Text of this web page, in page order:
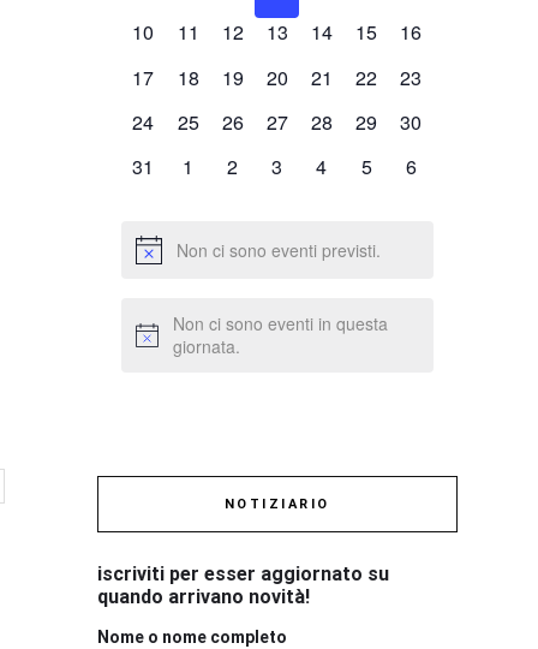
eventi,eventi,
0
10
0
11
0
12
0
13
0
14
0
15
0
16
0
17
0
18
0
19
0
20
0
21
0
22
0
23
0
24
0
25
0
26
0
27
0
28
0
29
0
30
0
31
0
1
0
2
0
3
0
4
0
5
0
6
Non ci sono eventi previsti.
Non ci sono eventi in questa
giornata.
NOTIZIARIO
iscriviti per esser aggiornato su
quando arrivano novità!
Nome o nome completo